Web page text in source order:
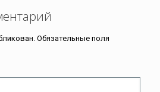
Обязательные поля